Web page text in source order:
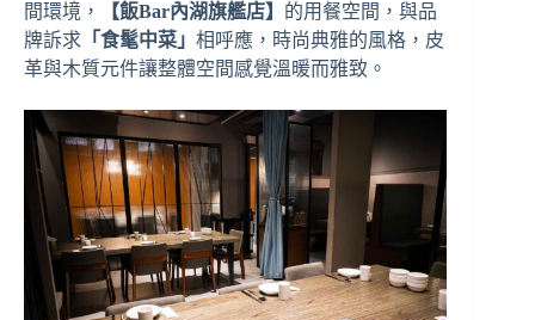
間環境，
【飯Bar內湖旗艦店】 的用餐空間，與品
牌訴求 「食髦中菜」 相呼應，時尚典雅的風格，皮
革與木質元件讓整體空間感覺溫暖而雅致。